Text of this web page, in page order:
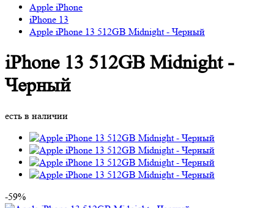
Apple iPhone
iPhone 13
Apple iPhone 13 512GB Midnight - Черный
iPhone 13 512GB Midnight -
Черный
есть в наличии
-59%